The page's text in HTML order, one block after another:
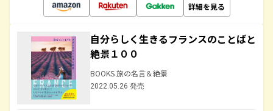
詳細を見る
自分らしく生きるフランスのことばと
絶景１００
BOOKS 旅の名言＆絶景
2022.05.26 発売